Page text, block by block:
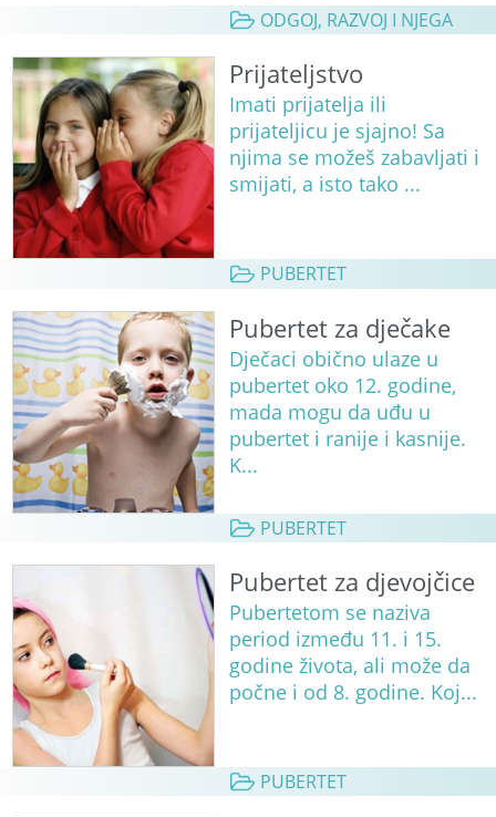
ODGOJ, RAZVOJ I NJEGA
Prijateljstvo
Imati prijatelja ili
prijateljicu je sjajno! Sa
njima se možeš zabavljati i
smijati, a isto tako ...
PUBERTET
Pubertet za dječake
Dječaci obično ulaze u
pubertet oko 12. godine,
mada mogu da uđu u
pubertet i ranije i kasnije.
K...
PUBERTET
Pubertet za djevojčice
Pubertetom se naziva
period između 11. i 15.
godine života, ali može da
počne i od 8. godine. Koj...
PUBERTET